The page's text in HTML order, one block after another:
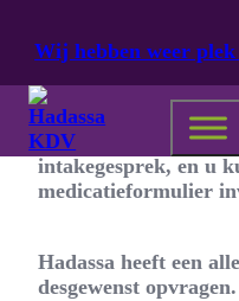
Wij hebben weer
Ja, we houden
allergieën. Deze
intakegesprek, en u
medicatieformulier
Hadassa heeft een
desgewenst opvragen.